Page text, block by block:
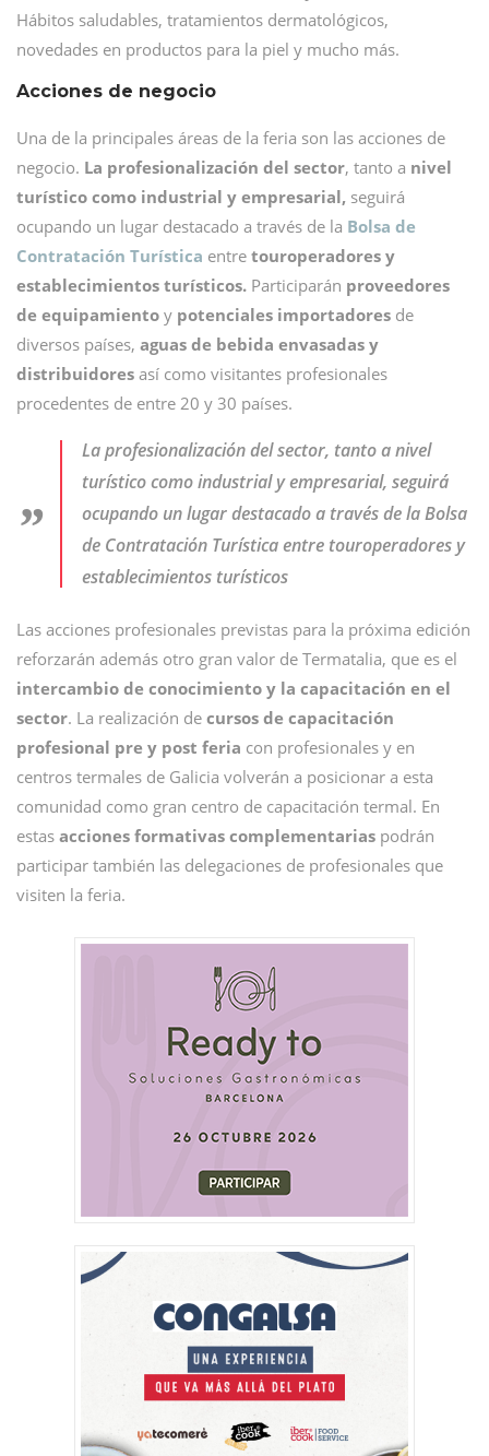
Hábitos saludables, tratamientos dermatológicos,
novedades en productos para la piel y mucho más.
Acciones de negocio
Una de la principales áreas de la feria son las acciones de
negocio. La profesionalización del sector, tanto a nivel
turístico como industrial y empresarial, seguirá
ocupando un lugar destacado a través de la Bolsa de
Contratación Turística entre touroperadores y
establecimientos turísticos. Participarán proveedores
de equipamiento y potenciales importadores de
diversos países, aguas de bebida envasadas y
distribuidores así como visitantes profesionales
procedentes de entre 20 y 30 países.
La profesionalización del sector, tanto a nivel
turístico como industrial y empresarial, seguirá
ocupando un lugar destacado a través de la Bolsa
de Contratación Turística entre touroperadores y
establecimientos turísticos
Las acciones profesionales previstas para la próxima edición
reforzarán además otro gran valor de Termatalia, que es el
intercambio de conocimiento y la capacitación en el
sector. La realización de cursos de capacitación
profesional pre y post feria con profesionales y en
centros termales de Galicia volverán a posicionar a esta
comunidad como gran centro de capacitación termal. En
estas acciones formativas complementarias podrán
participar también las delegaciones de profesionales que
visiten la feria.